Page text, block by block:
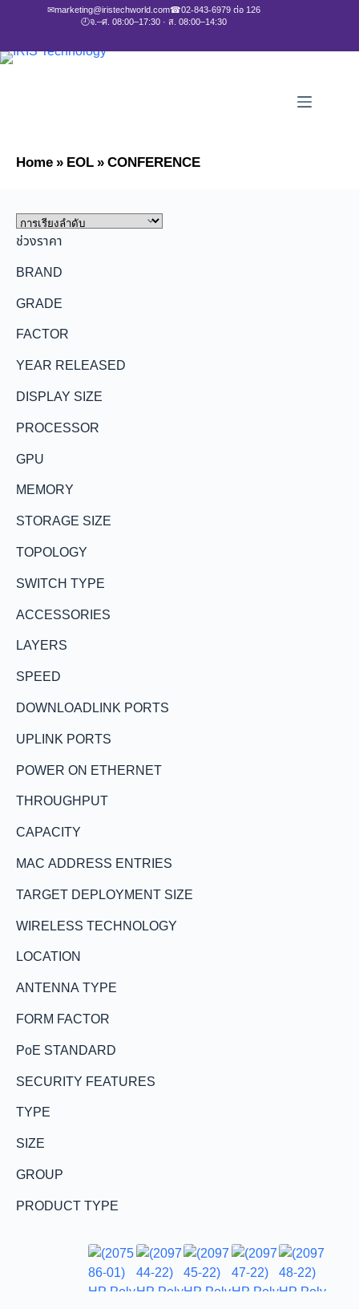
✉marketing@iristechworld.com☎02-843-6979 ต่อ 126
🕘จ.–ศ. 08:00–17:30 · ส. 08:00–14:30
Home»EOL»CONFERENCE
ช่วงราคา
BRAND
GRADE
FACTOR
YEAR RELEASED
DISPLAY SIZE
PROCESSOR
GPU
MEMORY
STORAGE SIZE
TOPOLOGY
SWITCH TYPE
ACCESSORIES
LAYERS
SPEED
DOWNLOADLINK PORTS
UPLINK PORTS
POWER ON ETHERNET
THROUGHPUT
CAPACITY
MAC ADDRESS ENTRIES
TARGET DEPLOYMENT SIZE
WIRELESS TECHNOLOGY
LOCATION
ANTENNA TYPE
FORM FACTOR
PoE STANDARD
SECURITY FEATURES
TYPE
SIZE
GROUP
PRODUCT TYPE